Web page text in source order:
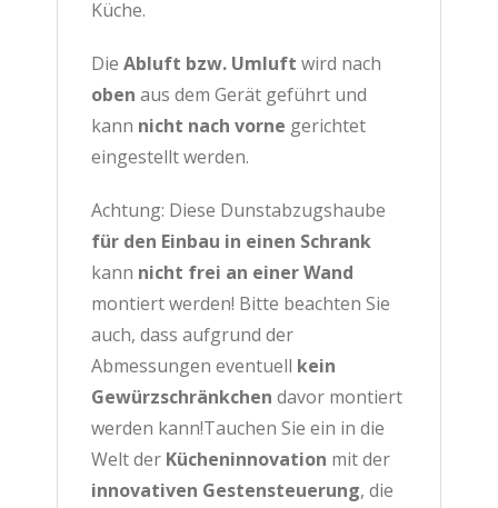
Küche.
Die Abluft bzw. Umluft wird nach
oben aus dem Gerät geführt und
kann nicht nach vorne gerichtet
eingestellt werden.
Achtung: Diese Dunstabzugshaube
für den Einbau in einen Schrank
kann nicht frei an einer Wand
montiert werden! Bitte beachten Sie
auch, dass aufgrund der
Abmessungen eventuell kein
Gewürzschränkchen davor montiert
werden kann!Tauchen Sie ein in die
Welt der Kücheninnovation mit der
innovativen Gestensteuerung, die